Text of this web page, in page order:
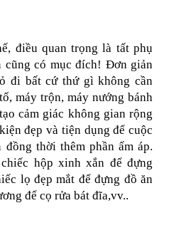
điều quan trọng là tất phụ
cũng có mục đích! Đơn giản
đi bất cứ thứ gì không cần
máy trộn, máy nướng bánh
cảm giác không gian rộng
đẹp và tiện dụng để cuộc
thời thêm phần ấm áp.
hộp xinh xắn để đựng
lọ đẹp mắt để đựng đồ ăn
để cọ rửa bát đĩa,vv..